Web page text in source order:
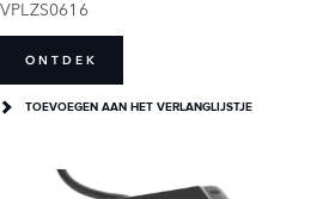
VPLZS0616
ONTDEK
TOEVOEGEN AAN HET VERLANGLIJSTJE